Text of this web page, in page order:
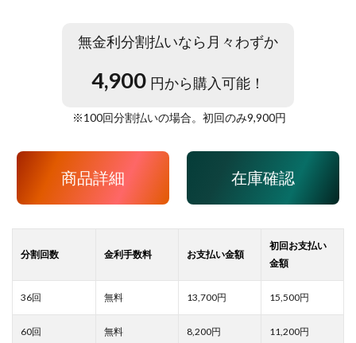
無金利分割払いなら月々わずか
4,900 円から購入可能！
※100回分割払いの場合。初回のみ9,900円
商品詳細 在庫確認
13,700 15,500
8,200 11,200